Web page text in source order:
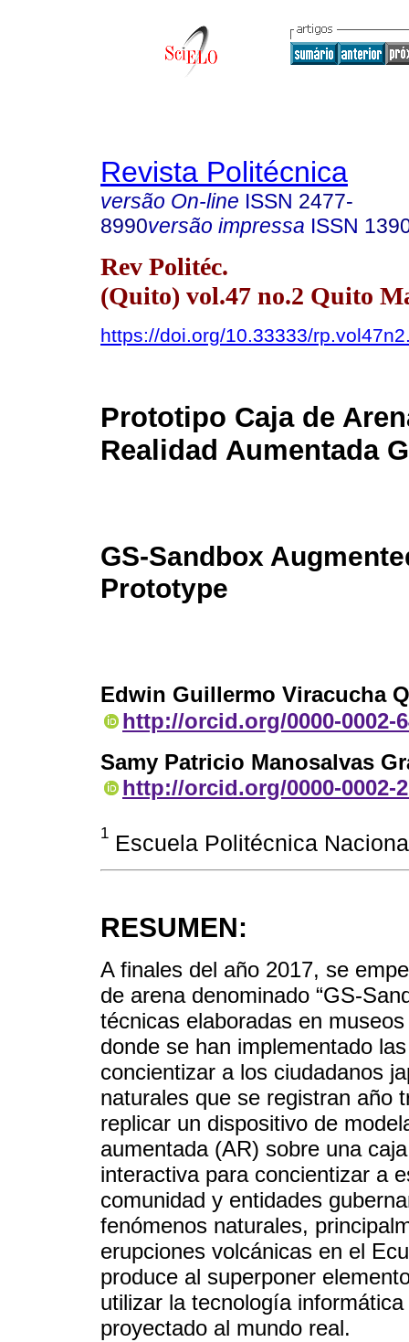
Revista Politécnica
versão On-line ISSN 2477-
8990versão impressa ISSN
Rev Politéc.
(Quito) vol.47 no.2 Quito
https://doi.org/10.33333/
Prototipo Caja de
Realidad Aumentada
GS-Sandbox
Prototype
Edwin Guillermo Viracucha
http://orcid.org/0000-0002-
Samy Patricio Manosalvas
http://orcid.org/0000-0002-
1 Escuela Politécnica
RESUMEN:
A finales del año 2017, se
de arena denominado “GS-
técnicas elaboradas en
donde se han implementado
concientizar a los ciudadanos
naturales que se registran año
replicar un dispositivo de
aumentada (AR) sobre una
interactiva para concientizar a
comunidad y entidades
fenómenos naturales,
erupciones volcánicas en el
produce al superponer
utilizar la tecnología
proyectado al mundo real.